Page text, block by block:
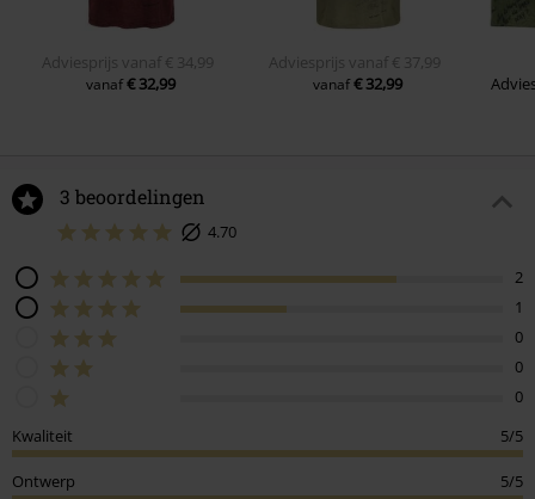
Adviesprijs vanaf € 34,99
vanaf€ 32,99
Adviesprijs vanaf € 37,99
vanaf€ 32,99
3 beoordelingen
4.70
2
1
0
0
0
Kwaliteit
5/5
Ontwerp 5/5